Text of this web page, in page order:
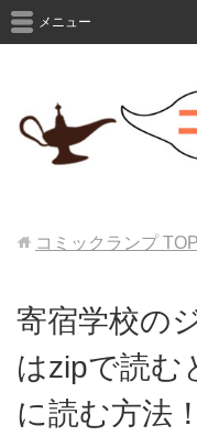
メニュー
コミックランプTOP
寄宿学校の
はzipで読む
に読む方法！